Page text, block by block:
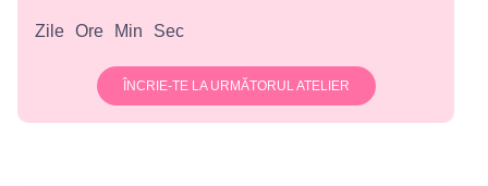
Zile Ore Min Sec
ÎNCRIE-TE LA URMĂTORUL ATELIER